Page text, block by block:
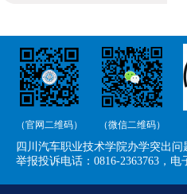
（官网二维码） （微信二维码）
四川汽车职业技术学院办学突出问
举报投诉电话：0816-2363763，电